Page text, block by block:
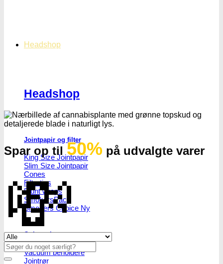
Headshop
Headshop
Jointpapir og filter
King Size Jointpapir
Slim Size Jointpapir
Cones
Filtertips
Blunt wraps
SmokersPack
Smokers Choice
Opbevaring og transport
Vacuum beholdere
Jointrør
Spar op til 50% på udvalgte varer
💸
Se alle tilbud her
Søg
efter: